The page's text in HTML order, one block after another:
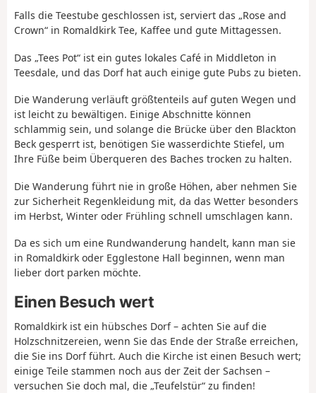
Falls die Teestube geschlossen ist, serviert das „Rose and
Crown“ in Romaldkirk Tee, Kaffee und gute Mittagessen.
Das „Tees Pot“ ist ein gutes lokales Café in Middleton in
Teesdale, und das Dorf hat auch einige gute Pubs zu bieten.
Die Wanderung verläuft größtenteils auf guten Wegen und
ist leicht zu bewältigen. Einige Abschnitte können
schlammig sein, und solange die Brücke über den Blackton
Beck gesperrt ist, benötigen Sie wasserdichte Stiefel, um
Ihre Füße beim Überqueren des Baches trocken zu halten.
Die Wanderung führt nie in große Höhen, aber nehmen Sie
zur Sicherheit Regenkleidung mit, da das Wetter besonders
im Herbst, Winter oder Frühling schnell umschlagen kann.
Da es sich um eine Rundwanderung handelt, kann man sie
in Romaldkirk oder Egglestone Hall beginnen, wenn man
lieber dort parken möchte.
Einen Besuch wert
Romaldkirk ist ein hübsches Dorf – achten Sie auf die
Holzschnitzereien, wenn Sie das Ende der Straße erreichen,
die Sie ins Dorf führt. Auch die Kirche ist einen Besuch wert;
einige Teile stammen noch aus der Zeit der Sachsen –
versuchen Sie doch mal, die „Teufelstür“ zu finden!